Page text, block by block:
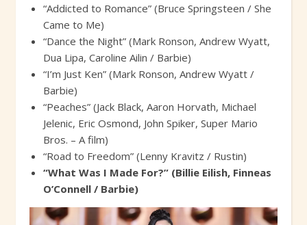
“Addicted to Romance” (Bruce Springsteen / She
Came to Me)
“Dance the Night” (Mark Ronson, Andrew Wyatt,
Dua Lipa, Caroline Ailin / Barbie)
“I’m Just Ken” (Mark Ronson, Andrew Wyatt /
Barbie)
“Peaches” (Jack Black, Aaron Horvath, Michael
Jelenic, Eric Osmond, John Spiker, Super Mario
Bros. – A film)
“Road to Freedom” (Lenny Kravitz / Rustin)
“What Was I Made For?” (Billie Eilish, Finneas
O’Connell / Barbie)